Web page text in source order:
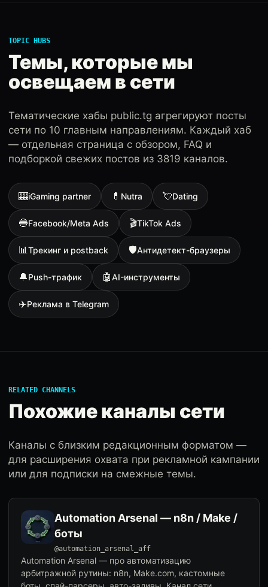
TOPIC HUBS
Темы, которые мы
освещаем в сети
Тематические хабы public.tg агрегируют посты
сети по 10 главным направлениям. Каждый хаб
— отдельная страница с обзором, FAQ и
подборкой свежих постов из 3819 каналов.
🎰iGaming partner 💊 Nutra 💘Dating
🔵Facebook/Meta Ads 🎬TikTok Ads
📊Трекинг и postback 🛡Антидетект-браузеры
🔔Push-трафик 🤖AI-инструменты
✈️Реклама в Telegram
RELATED CHANNELS
Похожие каналы сети
Каналы с близким редакционным форматом —
для расширения охвата при рекламной кампании
или для подписки на смежные темы.
Automation Arsenal — n8n / Make /
боты
@automation_arsenal_aff
Automation Arsenal — про автоматизацию
арбитражной рутины: n8n, Make.com, кастомные